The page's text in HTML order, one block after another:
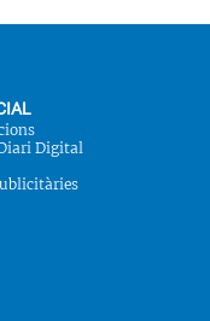
Digital